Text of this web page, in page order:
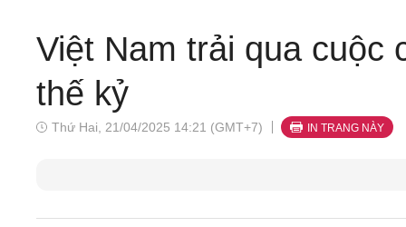
Việt Nam trải qua cuộc
thế kỷ
Thứ Hai, 21/04/2025 14:21 (GMT+7) IN TRANG NÀY